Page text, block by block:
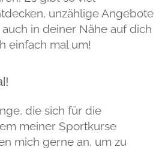
unzählige Angebote
in deiner Nähe auf dich
einfach mal um!
die sich für die
meiner Sportkurse
mich gerne an, um zu